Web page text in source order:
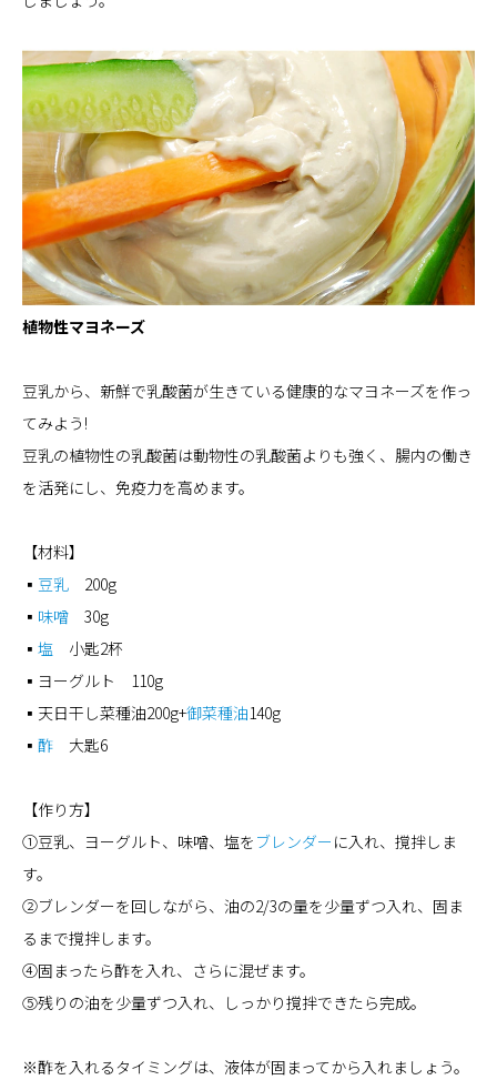
植物性マヨネーズ
豆乳から、新鮮で乳酸菌が生きている健康的なマヨネーズを作っ
てみよう!
豆乳の植物性の乳酸菌は動物性の乳酸菌よりも強く、腸内の働き
を活発にし、免疫力を高めます。
【材料】
▪ 豆乳 200g
▪ 味噌 30g
▪ 塩 小匙2杯
▪ヨーグルト 110g
▪天日干し菜種油200g+御菜種油140g
▪ 酢 大匙6
【作り方】
①豆乳、ヨーグルト、味噌、塩を ブレンダー に入れ、撹拌しま
す。
②ブレンダーを回しながら、油の2/3の量を少量ずつ入れ、固ま
るまで撹拌します。
④固まったら酢を入れ、さらに混ぜます。
⑤残りの油を少量ずつ入れ、しっかり撹拌できたら完成。
※酢を入れるタイミングは、液体が固まってから入れましょう。